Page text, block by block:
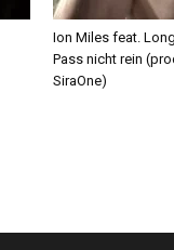
Ion Miles feat.
Pass nicht rein
SiraOne)